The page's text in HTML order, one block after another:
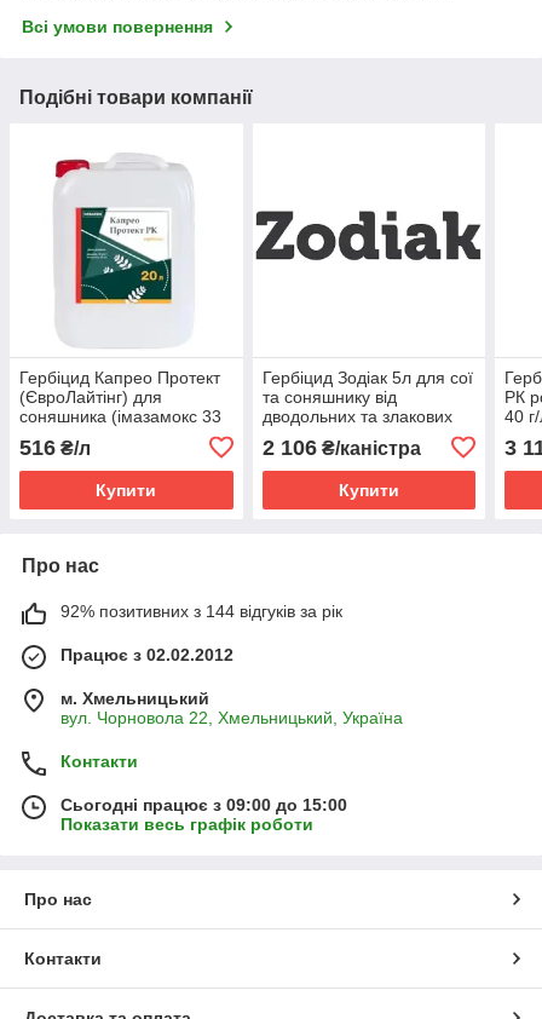
Всі умови повернення
Подібні товари компанії
Гербіцид Капрео Протект
(ЄвроЛайтінг) для
соняшника (імазамокс 33
516 ₴/л
Купити
Гербіцид Зодіак 5л для сої
та соняшнику від
дводольних та злакових
бур’янів ( імазамокс, 40 г/
л)
2 106₴/каністра
Купити
РК
40
3
Про нас
92% позитивних з 144 відгуків за рік
Працює з 02.02.2012
м. Хмельницький
вул. Чорновола 22, Хмельницький, Україна
Контакти
Сьогодні працює з 09:00 до 15:00
Показати весь графік роботи
Про нас
Контакти